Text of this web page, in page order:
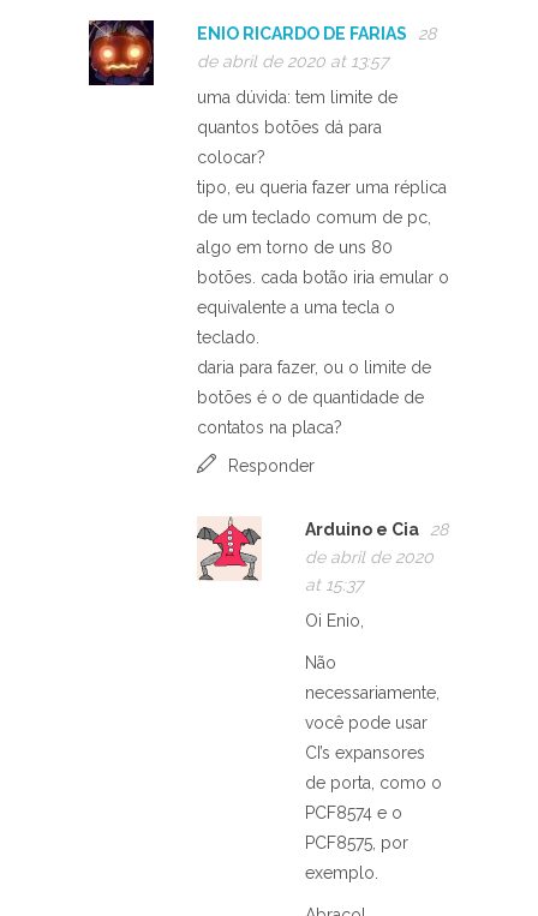
ENIO RICARDO DE FARIAS
28
de abril de 2020 at 13:57
uma dúvida: tem limite de
quantos botões dá para
colocar?
tipo, eu queria fazer uma réplica
de um teclado comum de pc,
algo em torno de uns 80
botões. cada botão iria emular o
equivalente a uma tecla o
teclado.
daria para fazer, ou o limite de
botões é o de quantidade de
contatos na placa?
Responder
Arduino e Cia
28
de abril de 2020
at 15:37
Oi Enio,
Não
necessariamente,
você pode usar
CI’s expansores
de porta, como o
PCF8574 e o
PCF8575, por
exemplo.